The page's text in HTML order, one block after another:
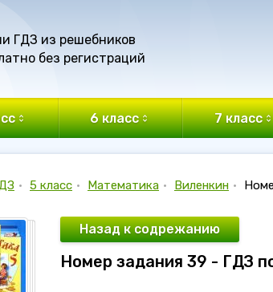
ГДЗ из решебников
без регистраций
6 класс 7 класс
• 5 класс • Математика • Виленкин •
Назад к содрежанию
Номер задания 39 - ГДЗ